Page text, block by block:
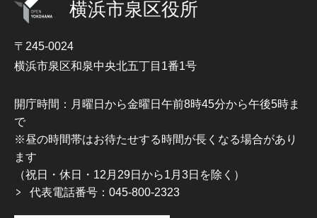
横浜市泉区役所
〒245-0024
横浜市泉区和泉中央北五丁目1番1号
開庁時間：月曜日から金曜日午前8時45分から午後5時ま
で
※昼の時間帯はお待たせする時間が長くなる場合があり
ます
（祝日・休日・12月29日から1月3日を除く）
代表電話番号：045-800-2323